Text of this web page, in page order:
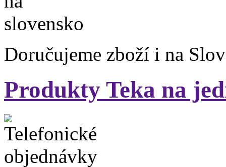
Doručujeme zboží i na
Produkty Teka na